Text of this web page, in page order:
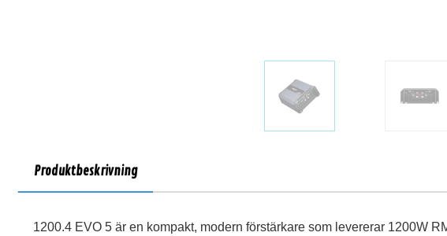
Produktbeskrivning
1200.4 EVO 5 är en kompakt, modern förstärkare som levererar 1200W